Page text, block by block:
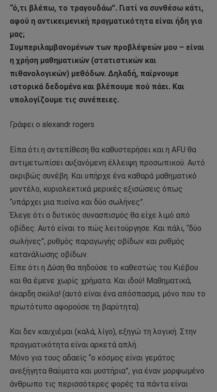
“ό,τι βλέπω, το τραγουδάω”. Γιατί να συνθέσω κάτι,
αφού η αντικειμενική πραγματικότητα είναι ήδη για
μας;
Συμπεριλαμβανομένων των προβλέψεών μου – είναι
η χρήση μαθηματικών (στατιστικών και
πιθανολογικών) μεθόδων. Δηλαδή, παίρνουμε
ιστορικά δεδομένα και βλέπουμε πού πάει. Και
υπολογίζουμε τις συνέπειες.
Γράφει ο alexandr rogers
Είπα ότι η αντεπίθεση θα καθυστερήσει και η AFU θα
αντιμετωπίσει αυξανόμενη έλλειψη προσωπικού. Αυτό
ακριβώς συνέβη. Και υπήρχε ένα καθαρά μαθηματικό
μοντέλο, κυριολεκτικά μερικές εξισώσεις όπως
“υπάρχει μια πισίνα και δύο σωλήνες”.
Έλεγε ότι ο δυτικός συνασπισμός θα είχε λιμό από
οβίδες. Αυτό είναι το πώς λειτούργησε. Και πάλι, “δύο
σωλήνες”, ρυθμός παραγωγής οβίδων και ρυθμός
κατανάλωσης οβίδων.
Είπε ότι η Δύση θα πηδούσε το καθεστώς του Κιέβου
και θα έμενε χωρίς χρήματα. Και ιδού! Μαθηματικά,
άκαρδη σκύλα! (αυτό είναι ένα απόσπασμα, μόνο που το
πρωτότυπο αφορούσε τη βαρύτητα).
Και δεν καυχιέμαι (καλά, λίγο), εξηγώ τη λογική. Στην
πραγματικότητα είναι αρκετά απλή.
Μόνο για τους αδαείς “ο κόσμος είναι γεμάτος
ανεξήγητα θαύματα και μυστήρια”, για έναν μορφωμένο
άνθρωπο τις περισσότερες φορές τα πάντα είναι